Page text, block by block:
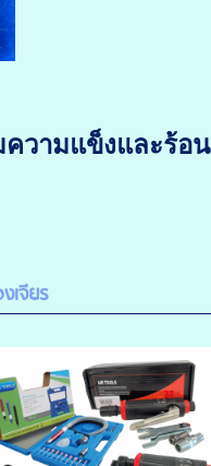
วามแข็งและร้อน
เจียร